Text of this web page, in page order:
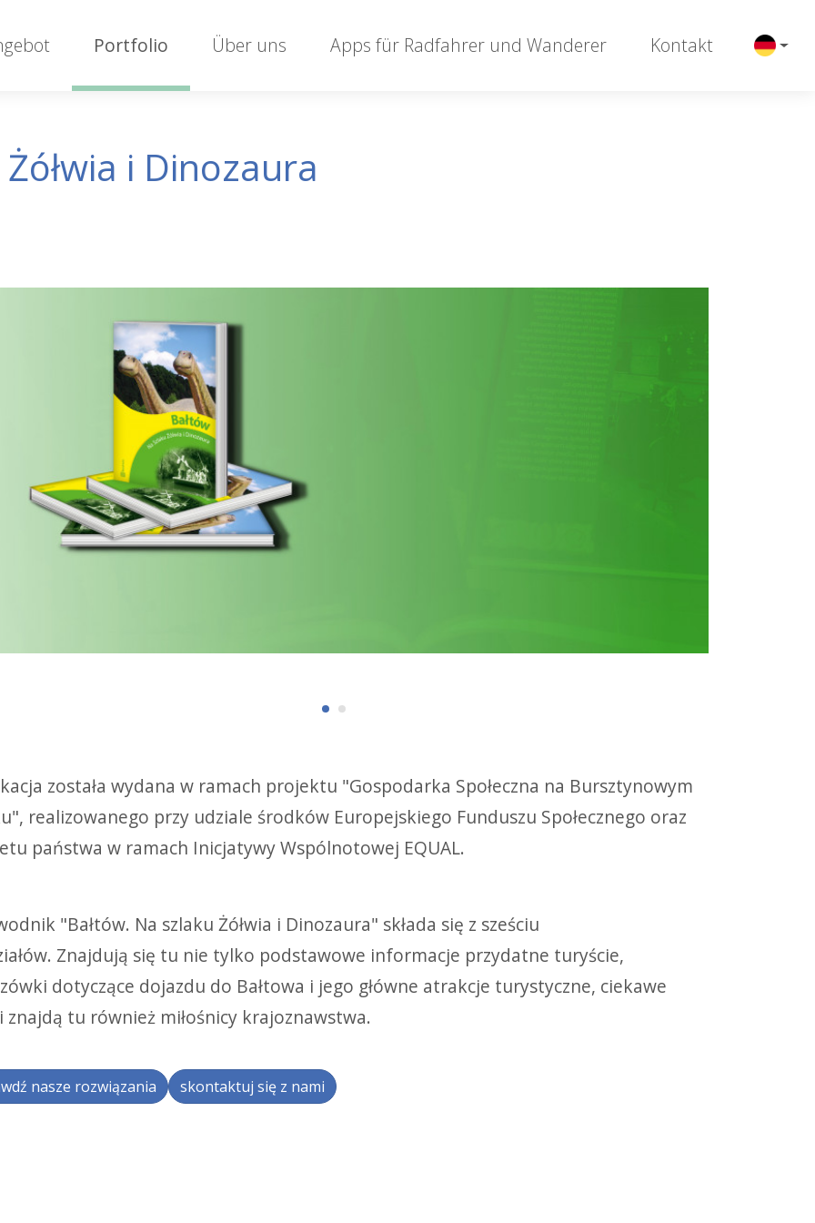
Portfolio Über uns Apps für Radfahrer und Wanderer Kontakt
i Dinozaura
została wydana w ramach projektu "Gospodarka Społeczna na Bursztynowym
realizowanego przy udziale środków Europejskiego Funduszu Społecznego oraz
państwa w ramach Inicjatywy Wspólnotowej EQUAL.
"Bałtów. Na szlaku Żółwia i Dinozaura" składa się z sześciu
Znajdują się tu nie tylko podstawowe informacje przydatne turyście,
dotyczące dojazdu do Bałtowa i jego główne atrakcje turystyczne, ciekawe
znajdą tu również miłośnicy krajoznawstwa.
nasze rozwiązania skontaktuj się z nami